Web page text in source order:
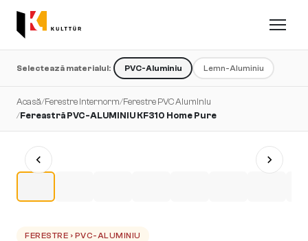
Selectează materialul: PVC-Aluminiu Lemn-Aluminiu
Acasă/Ferestre Internorm/Ferestre PVC Aluminiu
/Fereastră PVC-ALUMINIU KF310 Home Pure
FERESTRE › PVC-ALUMINIU